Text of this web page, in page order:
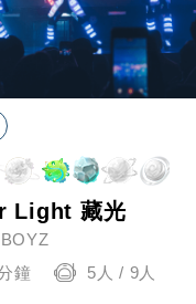
Light 藏光
鐘
5人 / 9人